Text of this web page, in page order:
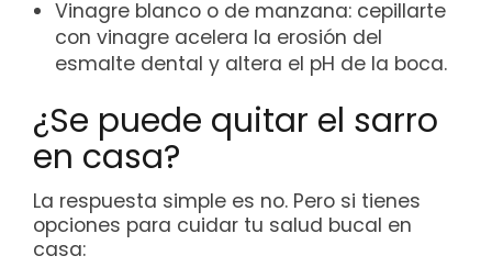
Vinagre blanco o de manzana: cepillarte
con vinagre acelera la erosión del
esmalte dental y altera el pH de la boca.
¿Se puede quitar el sarro
en casa?
La respuesta simple es no. Pero si tienes
opciones para cuidar tu salud bucal en
casa: